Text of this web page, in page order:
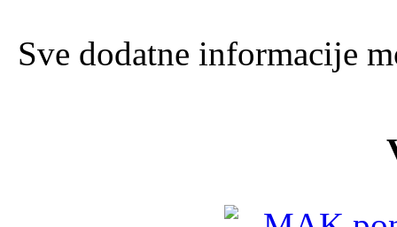
Sve dodatne informacije